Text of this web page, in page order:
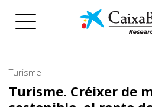
Turisme
Turisme. Créixer de